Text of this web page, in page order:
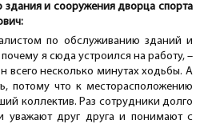
и сооружения дворца спорта
по обслуживанию зданий и
я сюда устроился на работу, –
всего несколько минутах ходьбы. А
потому что к месторасположению
коллектив. Раз сотрудники долго
уважают друг друга и понимают с